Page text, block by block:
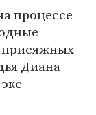
процессе
присяжных
Диана